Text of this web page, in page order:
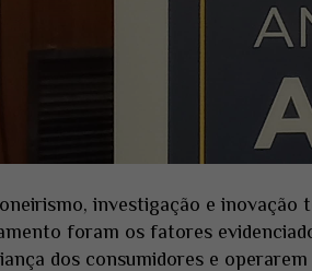
investigação e inovação
foram os fatores
dos consumidores e